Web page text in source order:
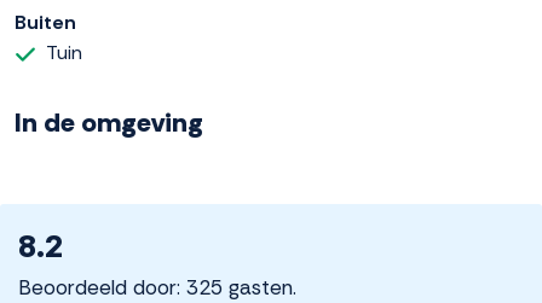
Buiten
Tuin
In de omgeving
8.2
Beoordeeld door: 325 gasten.